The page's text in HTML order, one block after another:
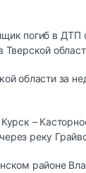
погиб в ДТП
Тверской
области за
–
реку
районе